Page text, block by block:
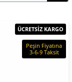
ÜCRETSİZ KARGO
Peşin Fiyatına
3-6-9 Taksit